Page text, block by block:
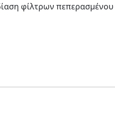
φίλτρων